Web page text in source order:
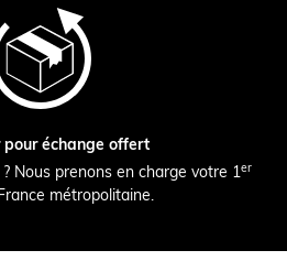
échange offert
Nous prenons en charge votre 1er
métropolitaine.